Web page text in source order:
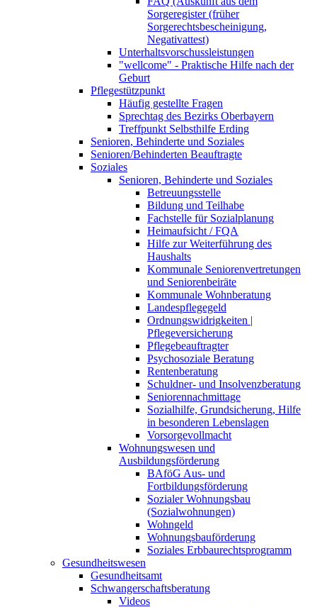
Sorgeregister (früher
Sorgerechtsbescheinigung,
Negativattest)
Unterhaltsvorschussleistungen
"wellcome" - Praktische Hilfe nach der
Geburt
Pflegestützpunkt
Häufig gestellte Fragen
Sprechtag des Bezirks Oberbayern
Treffpunkt Selbsthilfe Erding
Senioren, Behinderte und Soziales
Senioren/Behinderten Beauftragte
Soziales
Senioren, Behinderte und Soziales
Betreuungsstelle
Bildung und Teilhabe
Fachstelle für Sozialplanung
Heimaufsicht / FQA
Hilfe zur Weiterführung des
Haushalts
Kommunale Seniorenvertretungen
und Seniorenbeiräte
Kommunale Wohnberatung
Landespflegegeld
Ordnungswidrigkeiten |
Pflegeversicherung
Pflegebeauftragter
Psychosoziale Beratung
Rentenberatung
Schuldner- und Insolvenzberatung
Seniorennachmittage
Sozialhilfe, Grundsicherung, Hilfe
in besonderen Lebenslagen
Vorsorgevollmacht
Wohnungswesen und
Ausbildungsförderung
BAföG Aus- und
Fortbildungsförderung
Sozialer Wohnungsbau
(Sozialwohnungen)
Wohngeld
Wohnungsbauförderung
Soziales Erbbaurechtsprogramm
Gesundheitswesen
Gesundheitsamt
Schwangerschaftsberatung
Videos